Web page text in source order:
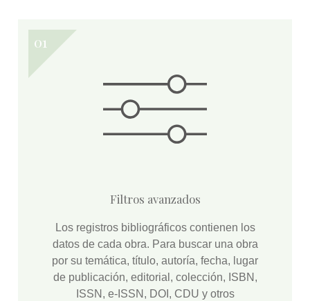
Filtros avanzados
Los registros bibliográficos contienen los
datos de cada obra. Para buscar una obra
por su temática, título, autoría, fecha, lugar
de publicación, editorial, colección, ISBN,
ISSN, e-ISSN, DOI, CDU y otros